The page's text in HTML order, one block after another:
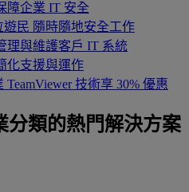
障企業 IT 安全
遊民 隨時隨地安全工作
理與維護客戶 IT 系統
化支援與運作
TeamViewer 技術享 30% 優惠
分類的熱門解決方案